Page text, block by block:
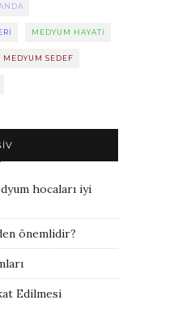
MEDYUM HAYATI
MEDYUM SEDEF
hocaları iyi
önemlidir?
Edilmesi